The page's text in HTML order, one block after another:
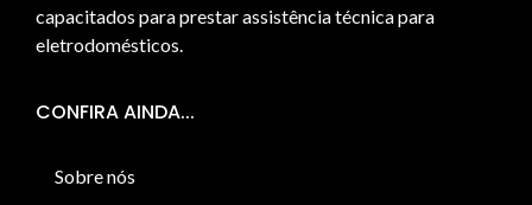
capacitados para prestar assistência técnica para
eletrodomésticos.
CONFIRA AINDA...
Sobre nós